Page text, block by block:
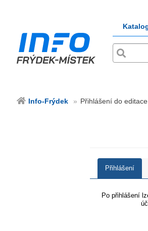
Info-Frýdek Přihlášení do
Přihlášení
Po přihlášení